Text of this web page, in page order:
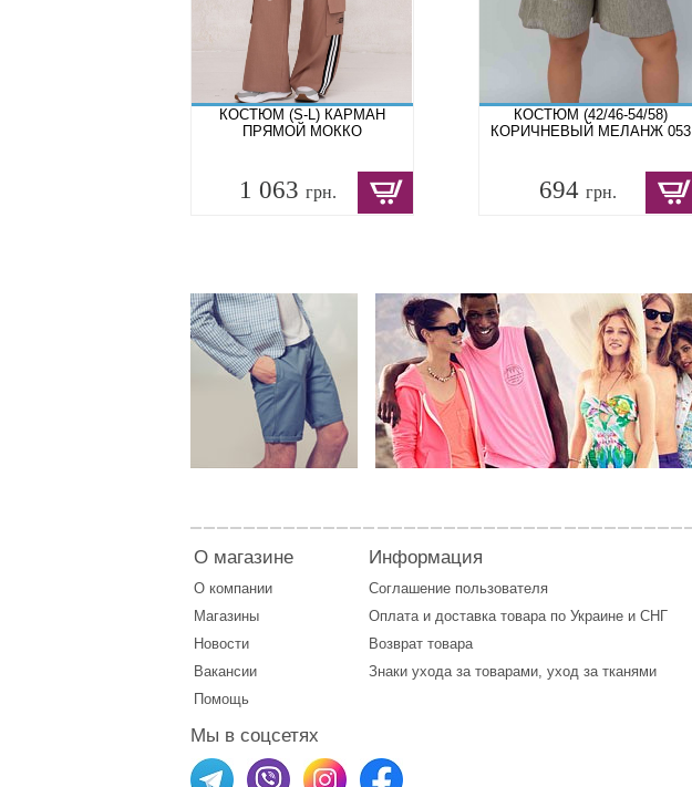
КОСТЮМ (S-L) КАРМАН
ПРЯМОЙ МОККО
1 063 грн.
КОСТЮМ (42/46-54/58)
КОРИЧНЕВЫЙ МЕЛАНЖ 053
694 грн.
О магазине
О компании
Магазины
Новости
Вакансии
Помощь
Информация
Соглашение пользователя
Оплата и доставка товара по Украине и СНГ
Возврат товара
Знаки ухода за товарами, уход за тканями
Мы в соцсетях